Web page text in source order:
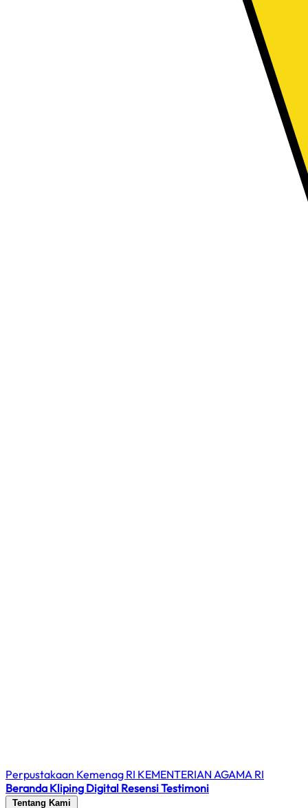
Perpustakaan Kemenag RI KEMENTERIAN AGAMA RI
Beranda Kliping Digital ResensiTestimoni
Tentang Kami